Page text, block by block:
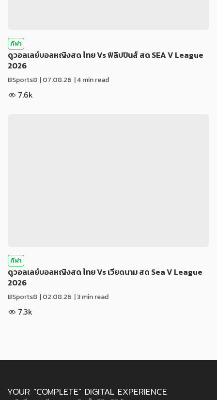
กีฬา
ดูวอลเลย์บอลหญิงสด ไทย Vs ฟิลิปปินส์ สด SEA V League
2026
BSports8 |07.08.26 | 4 min read
7.6k
กีฬา
ดูวอลเลย์บอลหญิงสด ไทย Vs เวียดนาม สด Sea V League
2026
BSports8 |02.08.26 | 3 min read
7.3k
YOUR "COMPLETE" DIGITAL EXPERIENCE